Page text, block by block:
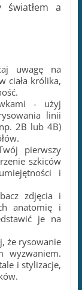
światłem a
uwagę na
ciała królika,
- użyj
linii
2B lub 4B)
pierwszy
szkiców
i
zdjęcia i
anatomię i
je na
że rysowanie
wyzwaniem.
i stylizacje,